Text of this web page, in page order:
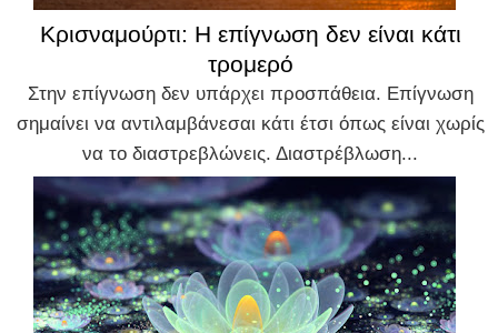
Κρισναμούρτι: Η επίγνωση δεν είναι κάτι
τρομερό
Στην επίγνωση δεν υπάρχει προσπάθεια. Επίγνωση
σημαίνει να αντιλαμβάνεσαι κάτι έτσι όπως είναι χωρίς
να το διαστρεβλώνεις. Διαστρέβλωση...